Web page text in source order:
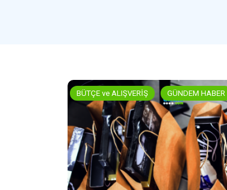
BÜTÇE ve ALIŞVERİŞ GÜNDEM HABER